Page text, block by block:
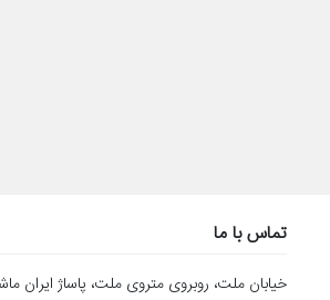
تماس با ما
خیابان ملت، روبروی متروی ملت، پاساژ ایران